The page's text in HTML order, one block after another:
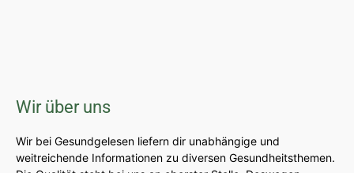
Wir über uns
Wir bei Gesundgelesen liefern dir unabhängige und
weitreichende Informationen zu diversen Gesundheitsthemen.